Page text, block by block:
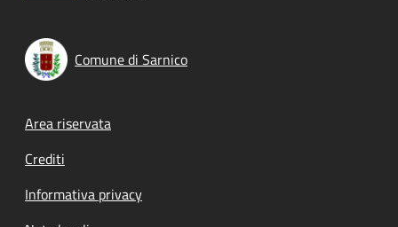
Comune di Sarnico
Footer menu
Area riservata
Crediti
Informativa privacy